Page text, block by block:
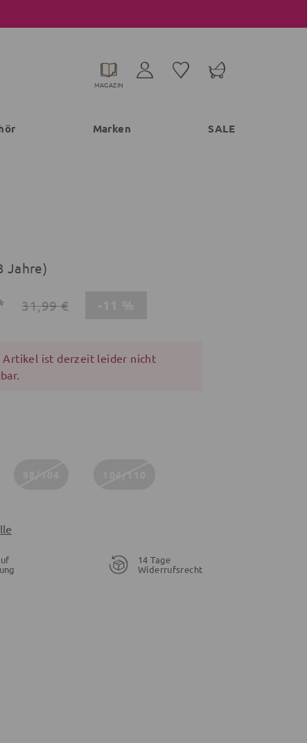
MAGAZIN
Marken SALE
Jahre)
31,99 €
Artikel ist derzeit leider nicht
14 Tage
Widerrufsrecht